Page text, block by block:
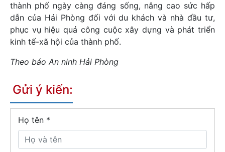
thành phố ngày càng đáng sống, nâng cao sức hấp
dẫn của Hải Phòng đối với du khách và nhà đầu tư,
phục vụ hiệu quả công cuộc xây dựng và phát triển
kinh tế-xã hội của thành phố.
Theo báo An ninh Hải Phòng
Gửi ý kiến:
Họ tên *